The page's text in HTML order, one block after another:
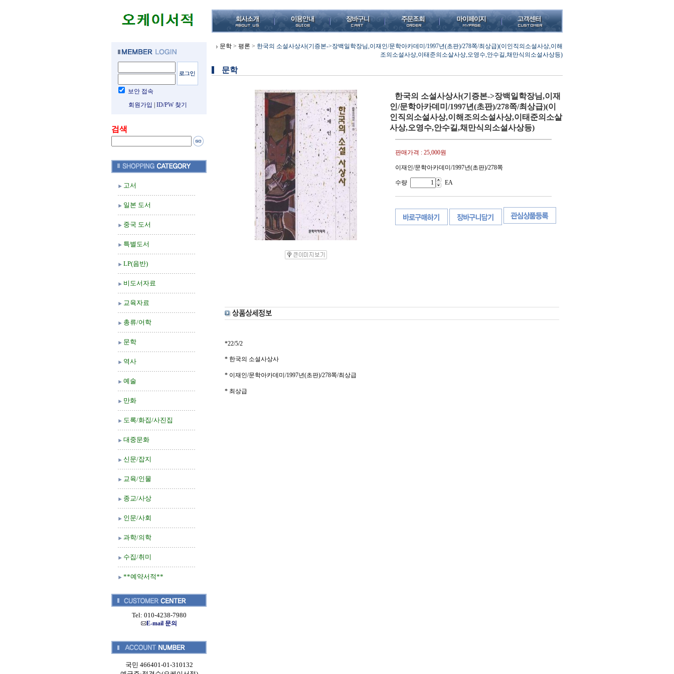
보안 접속
회원가입
ID/PW 찾기
검색
고서
일본 도서
중국 도서
특별도서
LP(음반)
비도서자료
교육자료
총류/어학
문학
역사
예술
만화
도록/화집/사진집
대중문화
신문/잡지
교육/인물
종교/사상
인문/사회
과학/의학
수집/취미
**예약서적**
Tel: 010-4238-7980
E-mail 문의
국민 466401-01-310132
문학 > 평론 > 한국의 소설사상사(기증본->장백일학장님,이재인/문학아카데미/1997년(초판)/278쪽/최상급)(이인직의소설사상,이해
조의소설사상,이태준의소살사상,오영수,안수길,채만식의소설사상등)
문학
한국의 소설사상사(기증본->장백일학장님,이재
인/문학아카데미/1997년(초판)/278쪽/최상급)(이
인직의소설사상,이해조의소설사상,이태준의소살
사상,오영수,안수길,채만식의소설사상등)
판매가격 : 25,000원
이재인/문학아카데미/1997년(초판)/278쪽
수량 EA
*22/5/2
* 한국의 소설사상사
* 이재인/문학아카데미/1997년(초판)/278쪽/최상급
* 최상급